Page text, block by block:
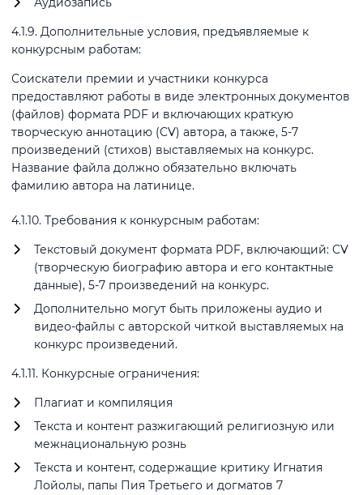
4.1.9. Дополнительные условия, предъявляемые к
конкурсным работам:
Соискатели премии и участники конкурса
предоставляют работы в виде электронных документов
(файлов) формата PDF и включающих краткую
творческую аннотацию (CV) автора, а также, 5-7
произведений (стихов) выставляемых на конкурс.
Название файла должно обязательно включать
фамилию автора на латинице.
4.1.10. Требования к конкурсным работам:
Текстовый документ формата PDF, включающий: CV
(творческую биографию автора и его контактные
данные), 5-7 произведений на конкурс.
Дополнительно могут быть приложены аудио и
видео-файлы с авторской читкой выставляемых на
конкурс произведений.
4.1.11. Конкурсные ограничения:
Плагиат и компиляция
Текста и контент разжигающий религиозную или
межнациональную рознь
Текста и контент, содержащие критику Игнатия
Лойолы, папы Пия Третьего и догматов 7